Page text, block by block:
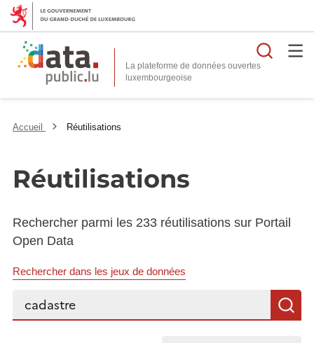
La plateforme de données ouvertes
Accueil Réutilisations
Réutilisations
Rechercher parmi les 233 réutilisations sur Portail
Open Data
Rechercher dans les jeux de données
Rechercher...